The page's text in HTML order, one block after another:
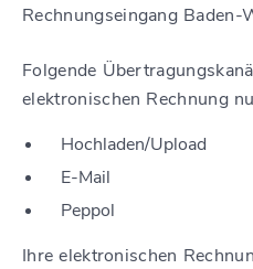
Rechnungseingang
Folgende
elektronischen Rechnung
Hochladen/Upload
E-Mail
Peppol
Ihre elektronischen